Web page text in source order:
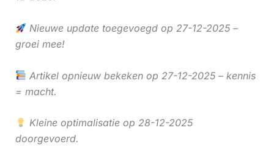
Nieuwe update toegevoegd op 27-12-2025 –
groei mee!
Artikel opnieuw bekeken op 27-12-2025 – kennis
= macht.
Kleine optimalisatie op 28-12-2025
doorgevoerd.